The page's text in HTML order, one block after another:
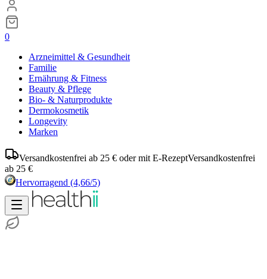
0
Arzneimittel & Gesundheit
Familie
Ernährung & Fitness
Beauty & Pflege
Bio- & Naturprodukte
Dermokosmetik
Longevity
Marken
Versandkostenfrei ab 25 € oder mit E-RezeptVersandkostenfrei
ab 25 €
Hervorragend (4,66/5)